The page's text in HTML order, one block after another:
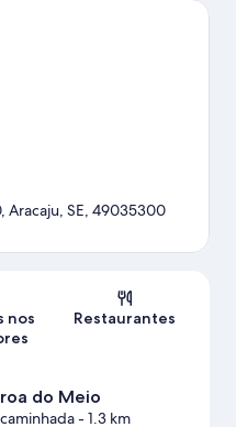
Cultural de Aracaju
Aracaju, SE, 49035300
nos
Restaurantes
do Meio
- 1.3 km